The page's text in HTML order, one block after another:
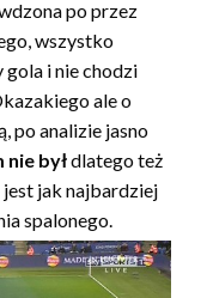
po przez
wszystko
i nie chodzi
ale o
po analizie jasno
nie byłdlatego też
jak najbardziej
spalonego.